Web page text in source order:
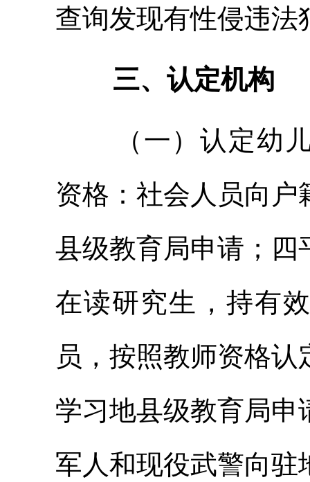
查询发现有性侵违法
三、认定机构
（一）认定幼
资格：社会人员向
县级教育局申请；四
在读研究生，持有
员，按照教师资格
学习地县级教育局
军人和现役武警向